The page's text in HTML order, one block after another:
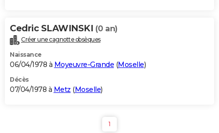
Cedric SLAWINSKI (0 an)
Créer une cagnotte obsèques
Naissance
06/04/1978 à Moyeuvre-Grande (Moselle)
Décès
07/04/1978 à Metz (Moselle)
1